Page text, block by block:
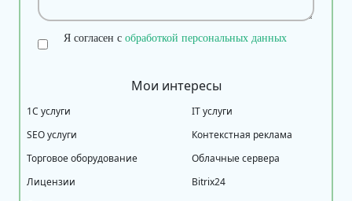
Я согласен с обработкой персональных данных
Мои интересы
1С услуги
IT услуги
SEO услуги
Контекстная реклама
Торговое оборудование
Облачные сервера
Лицензии
Bitrix24